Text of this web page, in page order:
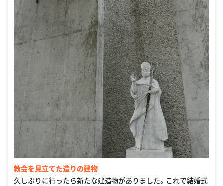
教会を見立てた造りの建物
久しぶりに行ったら新たな建造物がありました。これで結婚式